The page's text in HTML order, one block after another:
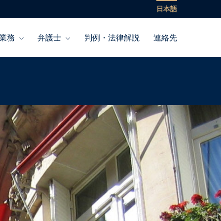
日本語
務 弁護士 判例・法律解説 連絡先